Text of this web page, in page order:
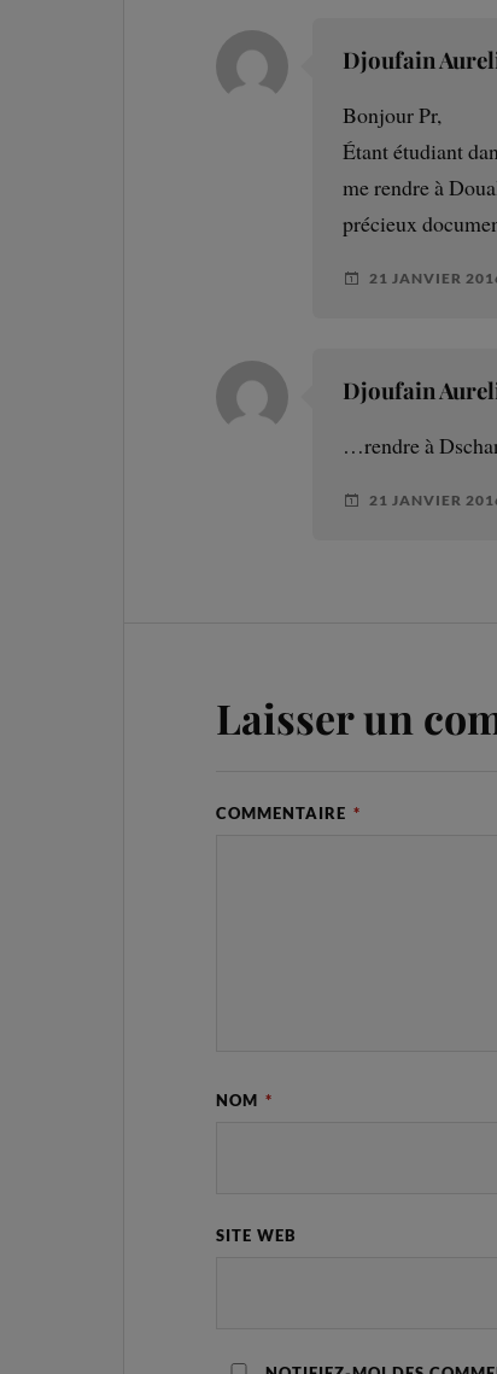
Djoufain
Bonjour Pr,
Étant étudiant
me rendre à
précieux
21 JANVIER
Djoufain
…rendre à
21 JANVIER
Laisser un
COMMENTAIRE *
NOM *
SITE WEB